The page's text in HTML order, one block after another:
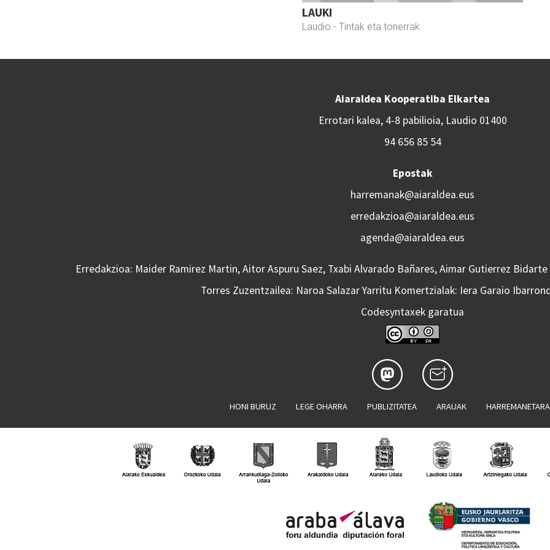
LAUKI
Laudio - Tintak eta tonerrak
Aiaraldea Kooperatiba Elkartea
Errotari kalea, 4-8 pabilioia, Laudio 01400
94 656 85 54
Epostak
harremanak@aiaraldea.eus
erredakzioa@aiaraldea.eus
agenda@aiaraldea.eus
Erredakzioa: Maider Ramirez Martin, Aitor Aspuru Saez, Txabi Alvarado Bañares, Aimar Gutierrez
Torres Zuzentzailea: Naroa Salazar Yarritu Komertzialak: Iera Garaio
Codesyntaxek garatua
HONI BURUZ LEGE OHARRA PUBLIZITATEA ARAUAK